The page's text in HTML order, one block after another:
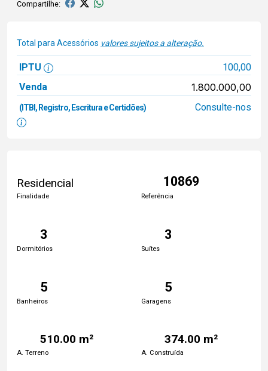
Compartilhe:
Total para Acessórios valores sujeitos a alteração.
IPTU
100,00
Venda
1.800.000,00
(ITBI, Registro, Escritura e Certidões) Consulte-nos
Residencial
Finalidade
10869
Referência
3
Dormitórios
3
Suítes
5
Banheiros
5
Garagens
510.00 m²
A. Terreno
374.00 m²
A. Construída